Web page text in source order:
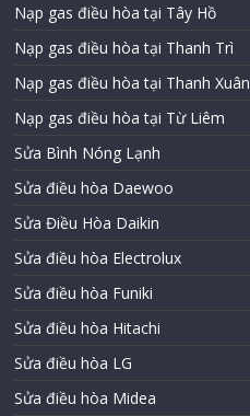
Nạp gas điều hòa tại Tây Hồ
Nạp gas điều hòa tại Thanh Trì
Nạp gas điều hòa tại Thanh Xuân
Nạp gas điều hòa tại Từ Liêm
Sửa Bình Nóng Lạnh
Sửa điều hòa Daewoo
Sửa Điều Hòa Daikin
Sửa điều hòa Electrolux
Sửa điều hòa Funiki
Sửa điều hòa Hitachi
Sửa điều hòa LG
Sửa điều hòa Midea